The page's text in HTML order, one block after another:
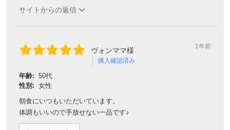
サイトからの返信
ヴォンママ様
購入確認済み
1年前
年齢: 50代
性別: 女性
朝食にいつもいただいています。
体調もいいので手放せない一品です♪